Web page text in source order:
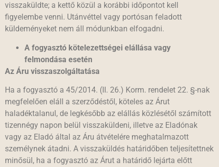
visszaküldte; a kettő közül a korábbi időpontot kell
figyelembe venni. Utánvéttel vagy portósan feladott
küldeményeket nem áll módunkban elfogadni.
A fogyasztó kötelezettségei elállása vagy
felmondása esetén
Az Áru visszaszolgáltatása
Ha a fogyasztó a 45/2014. (II. 26.) Korm. rendelet 22. §-nak
megfelelően eláll a szerződéstől, köteles az Árut
haladéktalanul, de legkésőbb az elállás közlésétől számított
tizennégy napon belül visszaküldeni, illetve az Eladónak
vagy az Eladó által az Áru átvételére meghatalmazott
személynek átadni. A visszaküldés határidőben teljesítettnek
minősül, ha a fogyasztó az Árut a határidő lejárta előtt